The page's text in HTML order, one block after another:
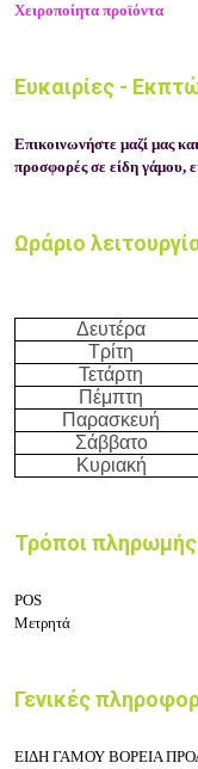
Χειροποίητα προϊόντα
Ευκαιρίες -
Επικοινωνήστε μαζί μας
προσφορές σε είδη γάμου,
Ωράριο
Δευτέρα
Τρίτη
Τετάρτη
Πέμπτη
Παρασκευή
Σάββατο
Κυριακή
Τρόποι πληρωμής
POS
Μετρητά
Γενικές
ΕΙΔΗ ΓΑΜΟΥ ΒΟΡΕΙΑ